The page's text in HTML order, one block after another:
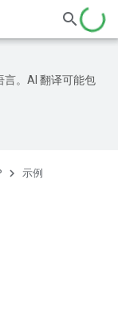
言。AI 翻译可能包
示例